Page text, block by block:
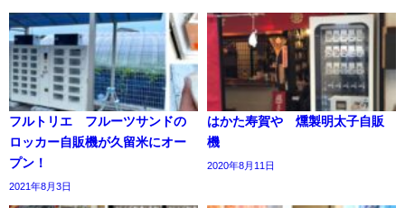
フルトリエ フルーツサンドの
ロッカー自販機が久留米にオー
プン！
2021年8月3日
はかた寿賀や 燻製明太子自販
機
2020年8月11日